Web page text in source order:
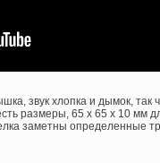
звук хлопка и дымок, так
размеры, 65 x 65 x 10 мм
заметны определенные